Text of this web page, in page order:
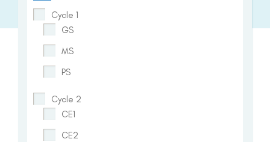
Cycle 1
GS
MS
PS
Cycle 2
CE1
CE2